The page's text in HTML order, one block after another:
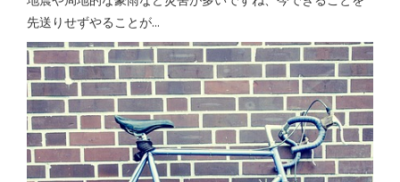
先送りせずやることが...